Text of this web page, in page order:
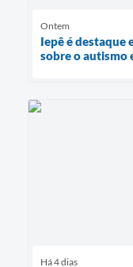
Ontem
Iepê é destaque
sobre o autismo
Há 4 dias